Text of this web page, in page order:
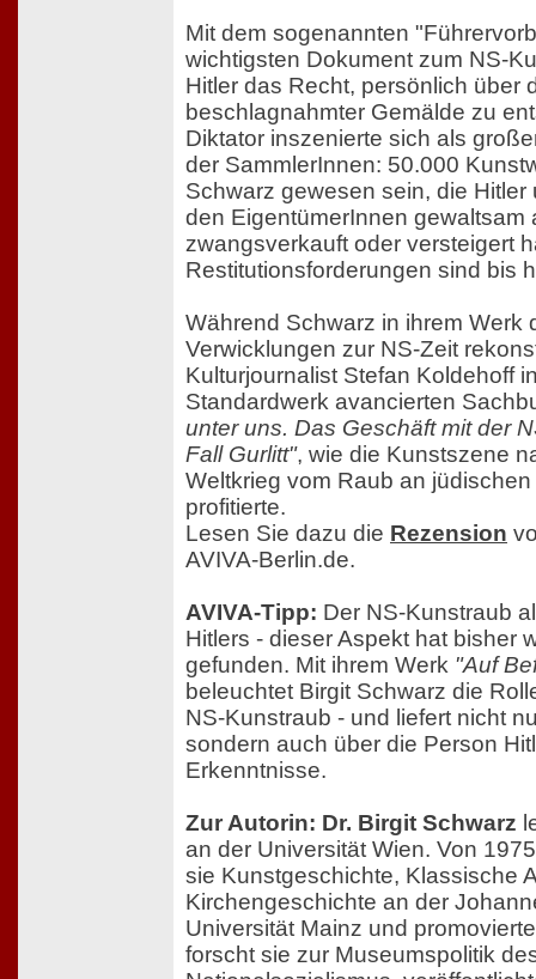
Mit dem sogenannten
wichtigsten Dokument zum NS-
Hitler das Recht, persönlich über
beschlagnahmter Gemälde zu
Diktator inszenierte sich als
der SammlerInnen: 50.000
Schwarz gewesen sein, die
den EigentümerInnen gewaltsam
zwangsverkauft oder versteigert
Restitutionsforderungen sind bis
Während Schwarz in ihrem Werk
Verwicklungen zur NS-Zeit
Kulturjournalist Stefan Koldehoff
Standardwerk avancierten
unter uns. Das Geschäft mit der
Fall Gurlitt", wie die Kunstszene
Weltkrieg vom Raub an
profitierte.
Lesen Sie dazu die Rezension
AVIVA-Berlin.de.
AVIVA-Tipp: Der NS-Kunstraub
Hitlers - dieser Aspekt hat bisher
gefunden. Mit ihrem Werk "Auf
beleuchtet Birgit Schwarz die
NS-Kunstraub - und liefert nicht
sondern auch über die Person
Erkenntnisse.
Zur Autorin: Dr. Birgit Schwarz
an der Universität Wien. Von
sie Kunstgeschichte, Klassische
Kirchengeschichte an der
Universität Mainz und
forscht sie zur Museumspolitik